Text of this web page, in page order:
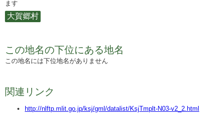
ます
大賀郷村
この地名の下位にある地名
この地名には下位地名がありません
関連リンク
http://nlftp.mlit.go.jp/ksj/gml/datalist/KsjTmplt-N03-v2_2.html